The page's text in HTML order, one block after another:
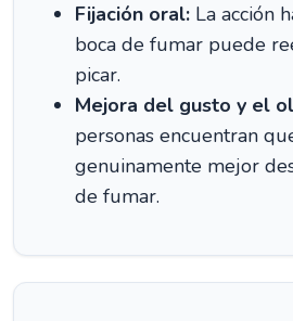
Fijación oral: La acción
boca de fumar puede
picar.
Mejora del gusto y el
personas encuentran
genuinamente mejor
de fumar.